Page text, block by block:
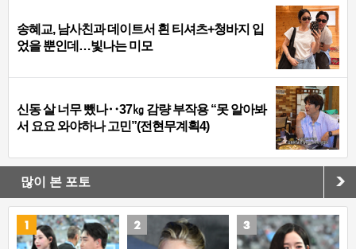
송혜교, 남사친과 데이트서 흰 티셔츠+청바지 입
었을 뿐인데…빛나는 미모
신동 살 너무 뺐나‥37㎏ 감량 부작용 “못 알아봐
서 요요 와야하나 고민”(전현무계획4)
많이 본 포토